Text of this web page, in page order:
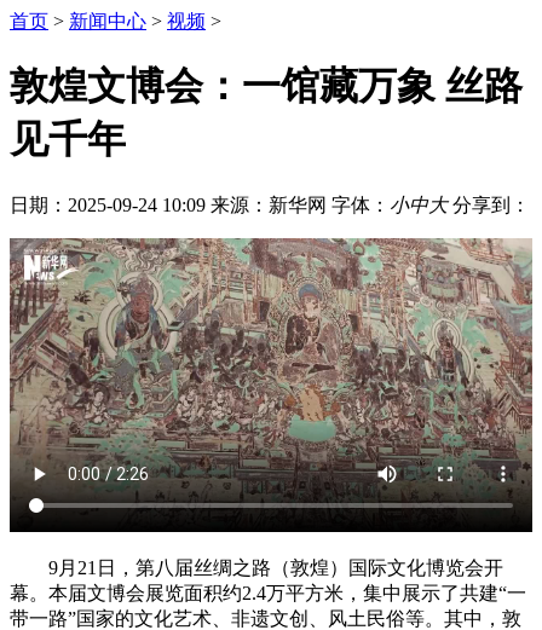
首页 > 新闻中心 > 视频 >
敦煌文博会：一馆藏万象 丝路
见千年
日期：2025-09-24 10:09 来源：新华网 字体： 小中大 分享到：
9月21日，第八届丝绸之路（敦煌）国际文化博览会开
幕。本届文博会展览面积约2.4万平方米，集中展示了共建“一
带一路”国家的文化艺术、非遗文创、风土民俗等。其中，敦